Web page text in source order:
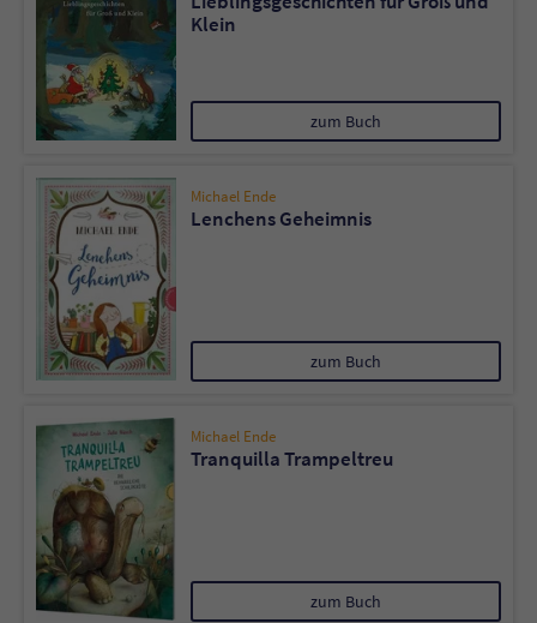
Klein
zum Buch
Michael Ende
Lenchens Geheimnis
zum Buch
Michael Ende
Tranquilla Trampeltreu
zum Buch
Sicherheitscode des Kontaktformulars zu
überprüfen.